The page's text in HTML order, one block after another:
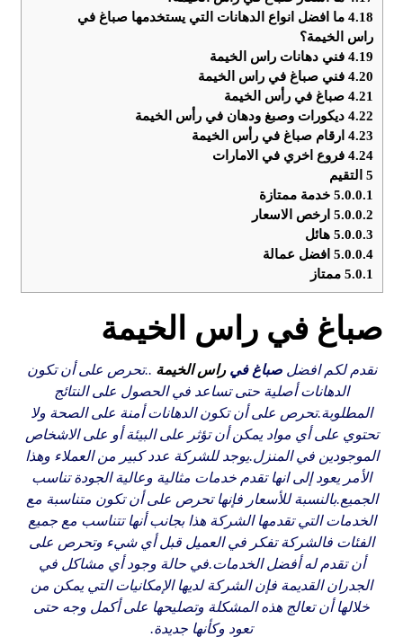
4.18 ما افضل انواع الدهانات التي يستخدمها صباغ في
راس الخيمة؟
4.19 فني دهانات راس الخيمة
4.20 فني صباغ في راس الخيمة
4.21 صباغ في رأس الخيمة
4.22 ديكورات وصبغ ودهان في رأس الخيمة
4.23 ارقام صباغ في رأس الخيمة
4.24 فروع اخري في الامارات
5 التقيم
5.0.0.1 خدمة ممتازة
5.0.0.2 ارخص الاسعار
5.0.0.3 هائل
5.0.0.4 افضل عمالة
5.0.1 ممتاز
صباغ في راس الخيمة
نقدم لكم افضل صباغ فيراس الخيمة ..تحرص على أن تكون
الدهانات أصلية حتى تساعد في الحصول على النتائج
المطلوبة.تحرص على أن تكون الدهانات أمنة على الصحة ولا
تحتوي على أي مواد يمكن أن تؤثر على البيئة أو على الاشخاص
الموجودين في المنزل.يوجد للشركة عدد كبير من العملاء وهذا
الأمر يعود إلى انها تقدم خدمات مثالية وعالية الجودة تناسب
الجميع.بالنسبة للأسعار فإنها تحرص على أن تكون متناسبة مع
الخدمات التي تقدمها الشركة هذا بجانب أنها تتناسب مع جميع
الفئات فالشركة تفكر في العميل قبل أي شيء وتحرص على
أن تقدم له أفضل الخدمات.في حالة وجود أي مشاكل في
الجدران القديمة فإن الشركة لديها الإمكانيات التي يمكن من
خلالها أن تعالج هذه المشكلة وتصليحها على أكمل وجه حتى
تعود وكأنها جديدة.